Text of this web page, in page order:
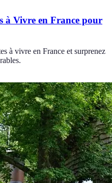
à Vivre en France pour
à vivre en France et surprenez